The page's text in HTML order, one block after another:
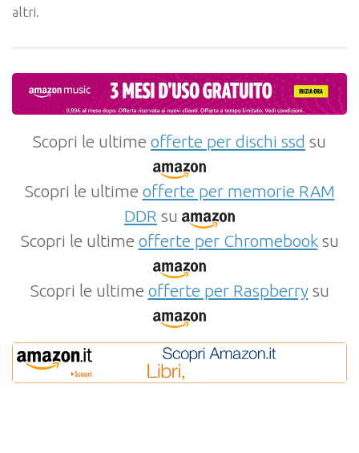
altri.
Scopri le ultime offerte per dischi ssd su
Scopri le ultime offerte per memorie RAM
DDR su
Scopri le ultime offerte per Chromebooksu
Scopri le ultime offerte per Raspberrysu